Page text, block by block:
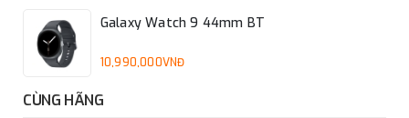
Galaxy Watch 9 44mm BT
10,990,000VNĐ
CÙNG HÃNG